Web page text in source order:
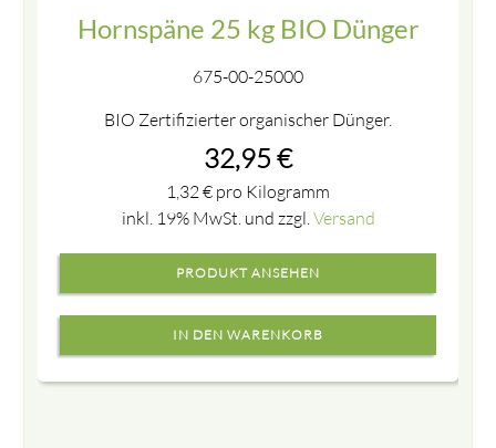
Hornspäne 25 kg BIO Dünger
675-00-25000
BIO Zertifizierter organischer Dünger.
32,95 €
1,32€ pro Kilogramm
inkl. 19% MwSt. und zzgl.Versand
PRODUKT ANSEHEN